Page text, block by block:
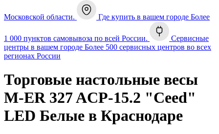
Московской области. Где купить в вашем городе Более
1 000 пунктов самовывоза по всей России.
Сервисные
центры в вашем городе Более 500 сервисных центров во всех
регионах России
Торговые настольные весы
M-ER 327 ACP-15.2 "Ceed"
LED Белые в Краснодаре